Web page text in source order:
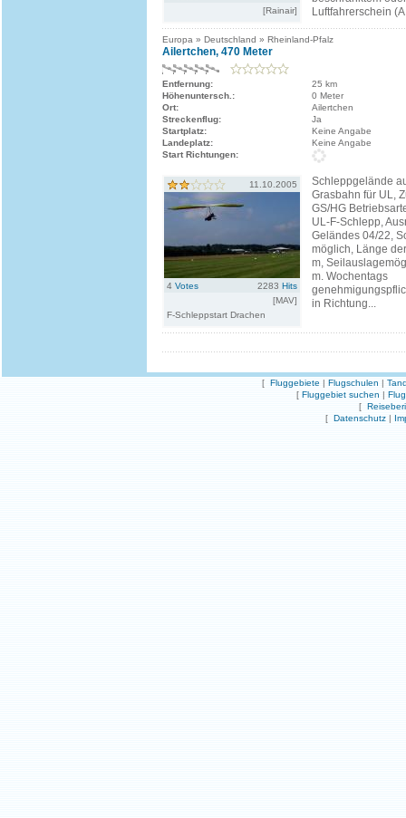
[Rainair]
Luftfahrerschein
Europa » Deutschland » Rheinland-Pfalz
Ailertchen, 470 Meter
Entfernung:
25 km
Höhenuntersch.:
0 Meter
Ort:
Ailertchen
Streckenflug:
Ja
Startplatz:
Keine Angabe
Landeplatz:
Keine Angabe
Start Richtungen:
11.10.2005
4 Votes 2283 Hits
[MAV]
F-Schleppstart Drachen
Schleppgelände
Grasbahn für UL,
GS/HG
UL-F-Schlepp,
Geländes 04/22,
möglich, Länge
m,
m. Wochentags
in Richtung...
[ Fluggebiete | Flugschulen |
[ Fluggebiet suchen |
[
[ Datenschutz |